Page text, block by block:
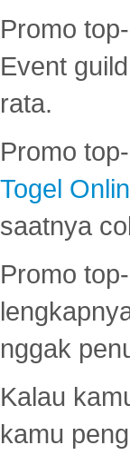
Promo
Event
rata.
Promo
Togel
saatnya
Promo
nggak
Kalau
kamu